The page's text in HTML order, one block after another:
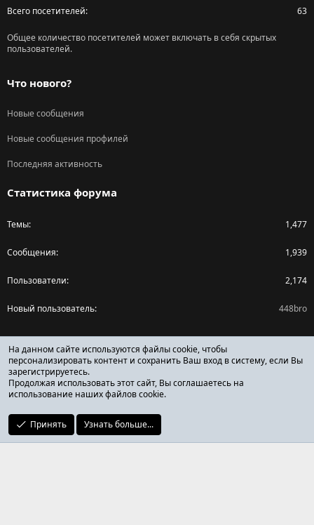
Всего посетителей 63
Общее количество посетителей может включать в себя скрытых
пользователей.
Что нового?
Новые сообщения
Новые сообщения профилей
Последняя активность
Статистика форума
Темы 1,477
Сообщения 1,939
Пользователи 2,174
Новый пользователь 448bro
Поделиться страницей
Facebook
X (Twitter)
Reddit
ОТЗЫВЫ ОНЛАЙН ФОРУМ
На данном сайте используются файлы cookie, чтобы
персонализировать контент и сохранить Ваш вход в систему, если Вы
зарегистрируетесь.
Продолжая использовать этот сайт, Вы соглашаетесь на
использование наших файлов cookie.
Принять Узнать больше...